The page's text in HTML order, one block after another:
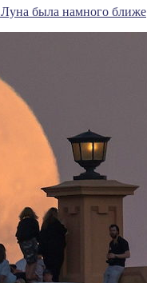
Луна была намного ближе